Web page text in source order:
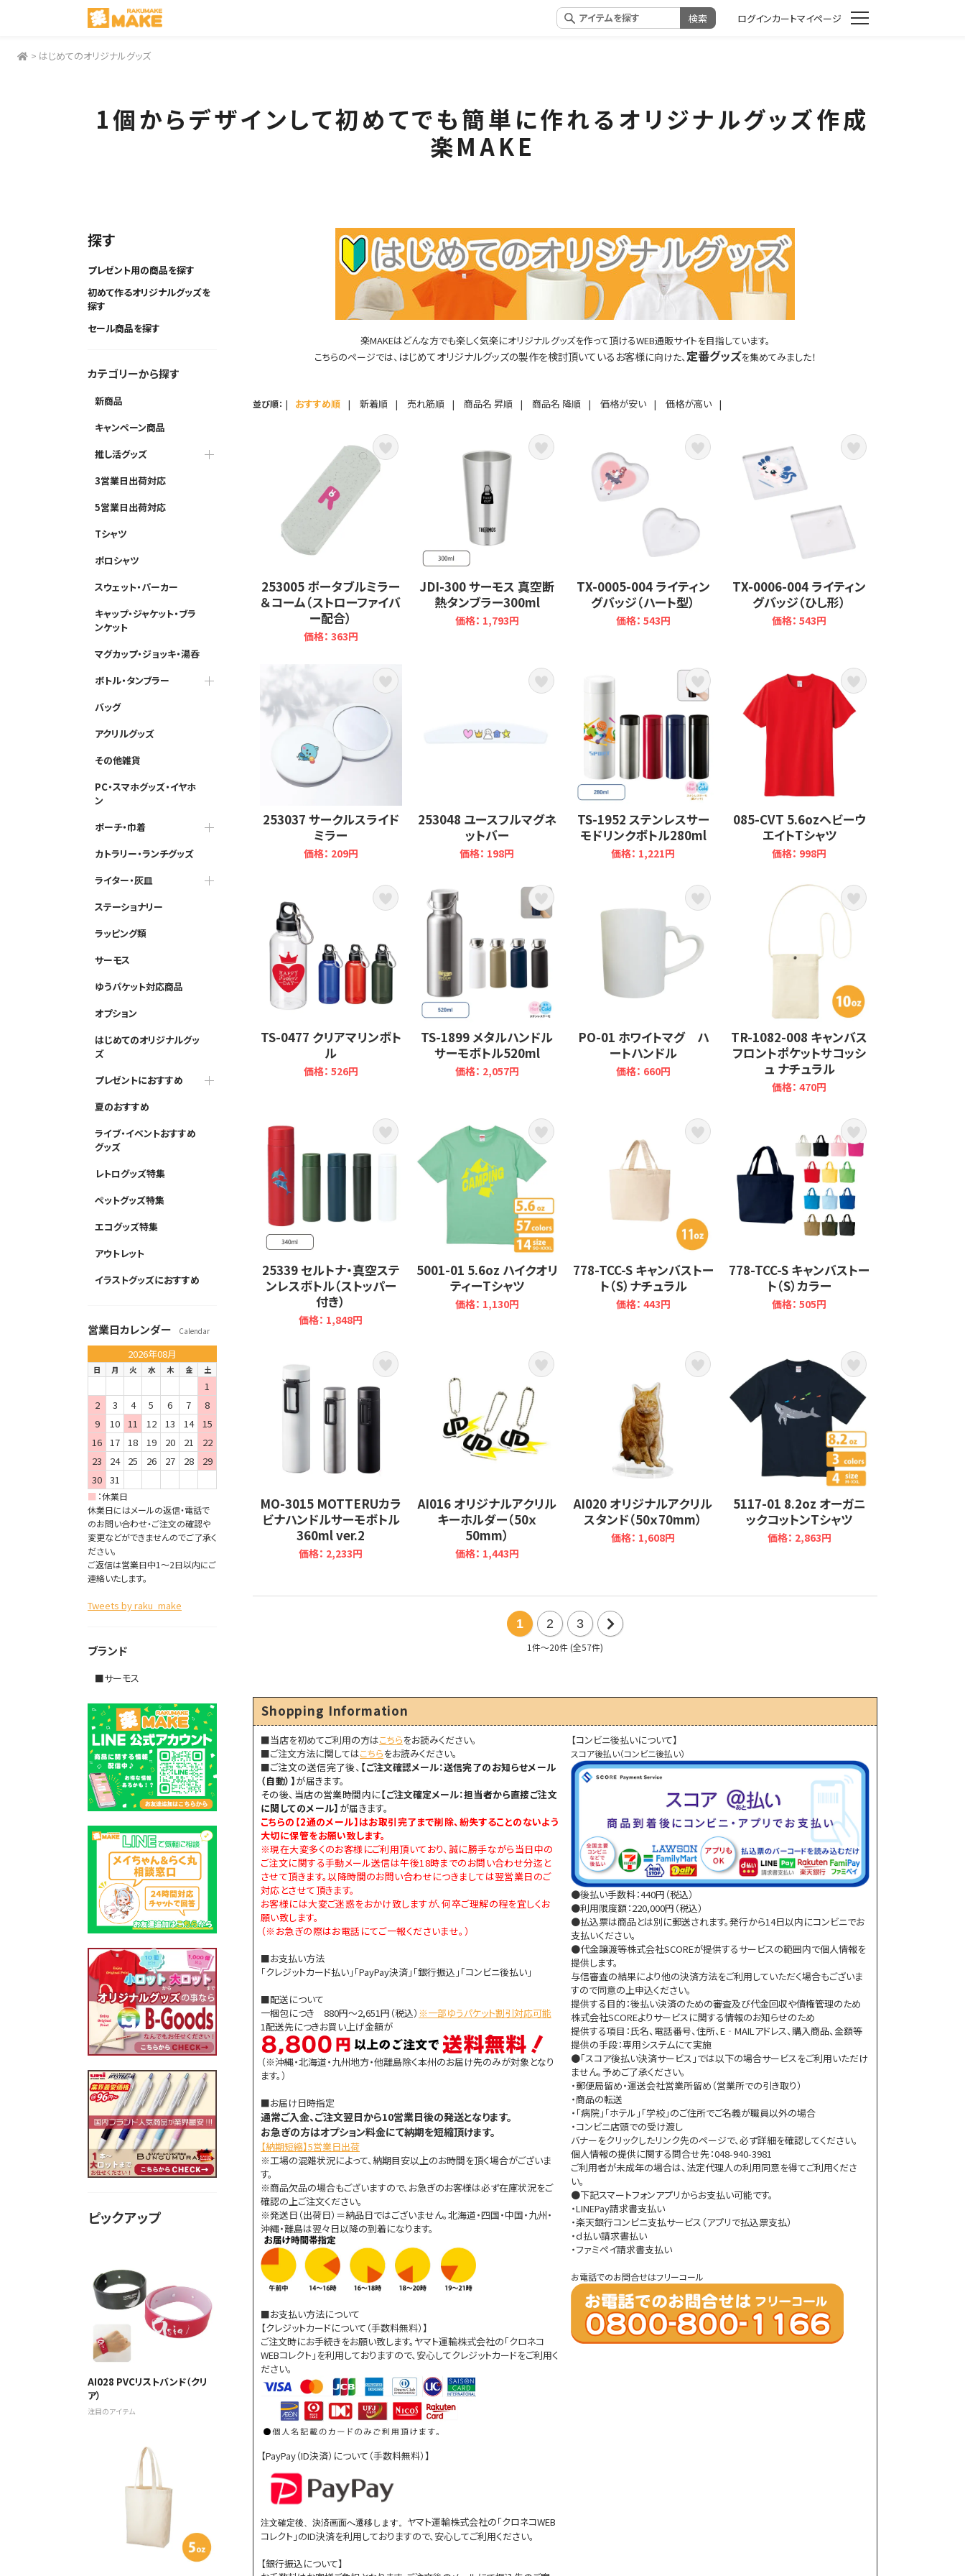
カートマイページ
> はじめてのオリジナルグッズ
1個からデザインして初めてでも簡単に作れるオリジナルグッズ作成
楽MAKE
探す
プレゼント用の商品を探す
初めて作るオリジナルグッズを
探す
セール商品を探す
カテゴリーから探す
新商品
キャンペーン商品
推し活グッズ
3営業日出荷対応
5営業日出荷対応
Tシャツ
ポロシャツ
スウェット・パーカー
キャップ・ジャケット・ブラ
ンケット
マグカップ・ジョッキ・湯呑
ボトル・タンブラー
バッグ
アクリルグッズ
その他雑貨
PC・スマホグッズ・イヤホ
ン
ポーチ・巾着
カトラリー・ランチグッズ
ライター・灰皿
ステーショナリー
ラッピング類
サーモス
ゆうパケット対応商品
オプション
はじめてのオリジナルグッ
ズ
プレゼントにおすすめ
夏のおすすめ
ライブ・イベントおすすめ
グッズ
レトログッズ特集
ペットグッズ特集
エコグッズ特集
アウトレット
イラストグッズにおすすめ
営業日カレンダー Calendar
2026年08月
日 月 火 水 木 金 土
1
2
3 4 5 6 7
8
9
10 11 12 13 14
15
16 17 18 19 20 21
22
23
24 25 26 27 28
29
30 31
■ ：休業日
休業日にはメールの返信・電話で
のお問い合わせ・ご注文の確認や
変更などができませんのでご了承く
ださい。
ご返信は営業日中1～2日以内にご
連絡いたします。
Tweets by raku_make
ブランド
■サーモス
ピックアップ
AI028 PVCリストバンド（クリ
ア）
注目のアイテム
楽MAKEはどんな方でも楽しく気楽にオリジナルグッズを作って頂けるWEB通販サイトを目指しています。
こちらのページでは、 はじめてオリジナルグッズの製作を検討頂いているお客様に向けた、定番グッズを集めてみました！
並び順： | おすすめ順 | 新着順 | 売れ筋順 | 商品名 昇順 | 商品名 降順 | 価格が安い | 価格が高い |
253005 ポータブルミラー
＆コーム（ストローファイバ
ー配合）
価格： 363円
JDI-300 サーモス 真空断
熱タンブラー300ml
価格： 1,793円
TX-0005-004 ライティン
グバッジ（ハート型）
価格： 543円
TX-0006-004 ライティン
グバッジ（ひし形）
価格： 543円
253037 サークルスライド
ミラー
価格： 209円
253048 ユースフルマグネ
ットバー
価格： 198円
TS-1952 ステンレスサー
モドリンクボトル280ml
価格： 1,221円
085-CVT 5.6ozヘビーウ
エイトTシャツ
価格： 998円
TS-0477 クリアマリンボト
ル
価格： 526円
TS-1899 メタルハンドル
サーモボトル520ml
価格： 2,057円
PO-01 ホワイトマグ ハ
ートハンドル
価格： 660円
TR-1082-008 キャンバス
フロントポケットサコッシ
ュ ナチュラル
価格： 470円
25339 セルトナ・真空ステ
ンレスボトル（ストッパー
付き）
価格： 1,848円
5001-01 5.6oz ハイクオリ
ティーTシャツ
価格： 1,130円
778-TCC-S キャンバストー
ト（S）ナチュラル
価格： 443円
778-TCC-S キャンバストー
ト（S）カラー
価格： 505円
MO-3015 MOTTERUカラ
ビナハンドルサーモボトル
360ml ver.2
価格： 2,233円
AI016 オリジナルアクリル
キーホルダー（50ｘ
50mm）
価格： 1,443円
AI020 オリジナルアクリル
スタンド（50ｘ70mm）
価格： 1,608円
5117-01 8.2oz オーガニ
ックコットンTシャツ
価格： 2,863円
1 2
3
20
1件～20件 (全57件)
Shopping Information
■当店を初めてご利用の方はこちらをお読みください。
■ご注文方法に関してはこちらをお読みください。
■ご注文の送信完了後、 【ご注文確認メール：送信完了のお知らせメール
（自動）】が届きます。
その後、当店の営業時間内に【ご注文確定メール：担当者から直接ご注文
に関してのメール】 が届きます。
こちらの【2通のメール】はお取引完了まで削除、紛失することのないよう
大切に保管をお願い致します。
※現在大変多くのお客様にご利用頂いており、誠に勝手ながら当日中の
ご注文に関する手動メール送信は午後18時までのお問い合わせ分迄と
させて頂きます。以降時間のお問い合わせにつきましては翌営業日のご
対応とさせて頂きます。
お客様には大変ご迷惑をおかけ致しますが、何卒ご理解の程を宜しくお
願い致します。
（※お急ぎの際はお電話にてご一報くださいませ。）
■お支払い方法
「クレジットカード払い」「PayPay決済」「銀行振込」「コンビニ後払い」
■配送について
一梱包につき 880円～2,651円（税込） ※一部ゆうパケット割引対応可能
1配送先につきお買い上げ金額が
（※沖縄・北海道・九州地方・他離島除く本州のお届け先のみが対象となり
ます。）
■お届け日時指定
通常ご入金、ご注文翌日から10営業日後の発送となります。
お急ぎの方はオプション料金にて納期を短縮頂けます。
【納期短縮】5営業日出荷
※工場の混雑状況によって、納期目安以上のお時間を頂く場合がございま
す。
※商品欠品の場合もございますので、お急ぎのお客様は必ず在庫状況をご
確認の上ご注文ください。
※発送日（出荷日）＝納品日ではございません。北海道・四国・中国・九州・
沖縄・離島は翌々日以降の到着になります。
■お支払い方法について
【クレジットカードについて（手数料無料）】
ご注文時にお手続きをお願い致します。ヤマト運輸株式会社の「クロネコ
WEBコレクト」を利用しておりますので、安心してクレジットカードをご利用く
ださい。
【PayPay（ID決済）について（手数料無料）】
注文確定後、決済画面へ遷移します。 ヤマト運輸株式会社の「クロネコWEB
コレクト」のID決済を利用しておりますので、安心してご利用ください。
【銀行振込について】
【コンビニ後払いについて】
スコア後払い（コンビニ後払い）
●後払い手数料：440円（税込）
●利用限度額：220,000円（税込）
●払込票は商品とは別に郵送されます。発行から14日以内にコンビニでお
支払いください。
●代金譲渡等株式会社SCOREが提供するサービスの範囲内で個人情報を
提供します。
与信審査の結果により他の決済方法をご利用していただく場合もございま
すので同意の上申込ください。
提供する目的：後払い決済のための審査及び代金回収や債権管理のため
株式会社SCOREよりサービスに関する情報のお知らせのため
提供する項目：氏名、電話番号、住所、E‐MAILアドレス、購入商品、金額等
提供の手段：専用システムにて実施
●「スコア後払い決済サービス」では以下の場合サービスをご利用いただけ
ません。予めご了承ください。
・郵便局留め・運送会社営業所留め（営業所での引き取り）
・商品の転送
・「病院」「ホテル」「学校」のご住所でご名義が職員以外の場合
・コンビニ店頭での受け渡し
バナーをクリックしたリンク先のページで、必ず詳細を確認してください。
個人情報の提供に関する問合せ先：048-940-3981
ご利用者が未成年の場合は、法定代理人の利用同意を得てご利用くださ
い。
●下記スマートフォンアプリからお支払い可能です。
・LINEPay請求書支払い
・楽天銀行コンビニ支払サービス（アプリで払込票支払）
・ｄ払い請求書払い
・ファミペイ請求書支払い
お電話でのお問合せはフリーコール